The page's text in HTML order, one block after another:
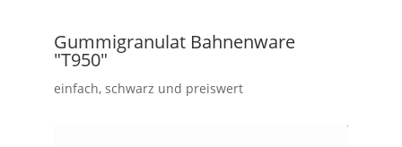
Gummigranulat Bahnenware
"T950"
einfach, schwarz und preiswert